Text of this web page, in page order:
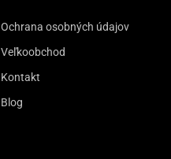
Ochrana osobných údajov
Veľkoobchod
Kontakt
Blog